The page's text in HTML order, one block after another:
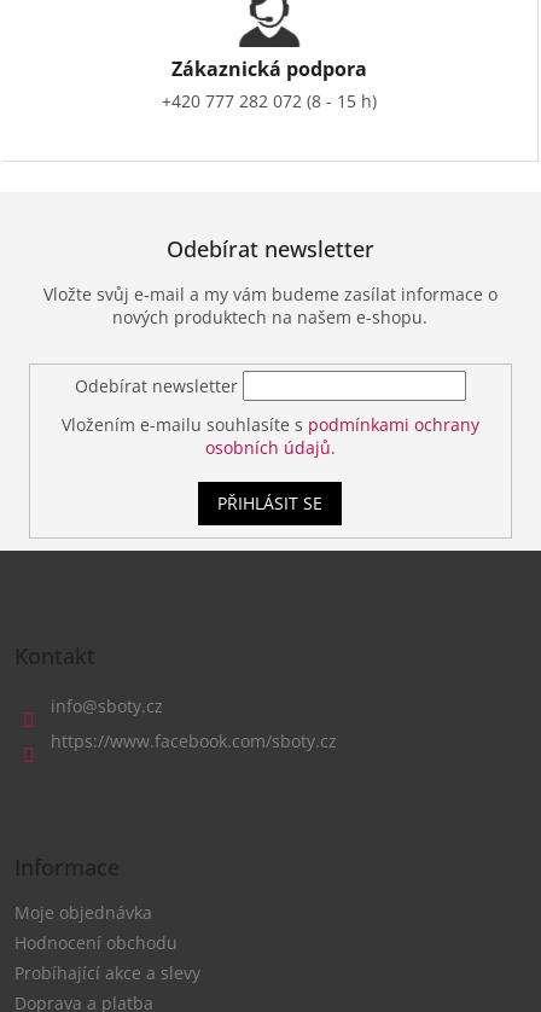
Zákaznická podpora
+420 777 282 072 (8 - 15 h)
Odebírat newsletter
Vložte svůj e-mail a my vám budeme zasílat informace o
nových produktech na našem e-shopu.
Odebírat newsletter
Vložením e-mailu souhlasíte s podmínkami ochrany
osobních údajů.
PŘIHLÁSIT SE
Kontakt
info@sboty.cz
https://www.facebook.com/sboty.cz
Informace
Moje objednávka
Hodnocení obchodu
Probíhající akce a slevy
Doprava a platba